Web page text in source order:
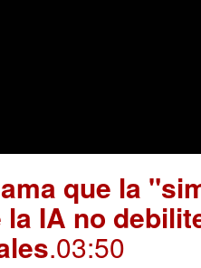
que la
la IA no
.03:50